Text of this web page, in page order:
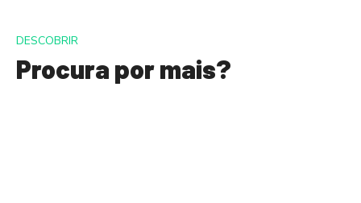
DESCOBRIR
Procura por mais?